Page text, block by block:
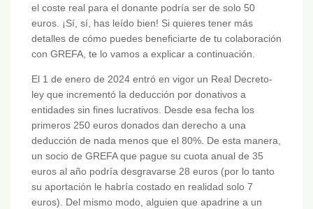
el coste real para el donante podría ser de solo 50
euros. ¡Sí, sí, has leído bien! Si quieres tener más
detalles de cómo puedes beneficiarte de tu colaboración
con GREFA, te lo vamos a explicar a continuación.
El 1 de enero de 2024 entró en vigor un Real Decreto-
ley que incrementó la deducción por donativos a
entidades sin fines lucrativos. Desde esa fecha los
primeros 250 euros donados dan derecho a una
deducción de nada menos que el 80%. De esta manera,
un socio de GREFA que pague su cuota anual de 35
euros al año podría desgravarse 28 euros (por lo tanto
su aportación le habría costado en realidad solo 7
euros). Del mismo modo, alguien que apadrine a un